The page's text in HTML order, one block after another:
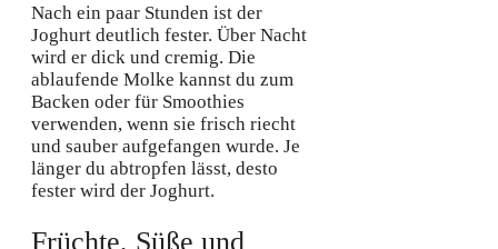
Nach ein paar Stunden ist der
Joghurt deutlich fester. Über Nacht
wird er dick und cremig. Die
ablaufende Molke kannst du zum
Backen oder für Smoothies
verwenden, wenn sie frisch riecht
und sauber aufgefangen wurde. Je
länger du abtropfen lässt, desto
fester wird der Joghurt.
Früchte, Süße und